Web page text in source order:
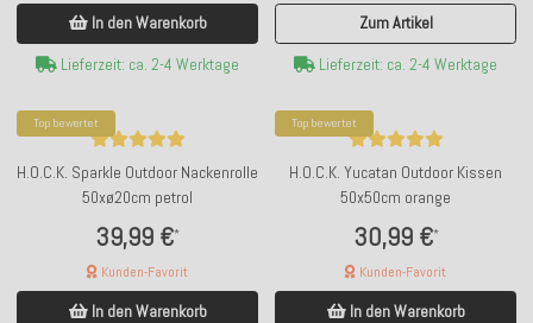
In den Warenkorb
Lieferzeit: ca. 2-4 Werktage
Zum Artikel
Lieferzeit: ca. 2-4 Werktage
Top bewertet
H.O.C.K. Sparkle Outdoor Nackenrolle
50xø20cm petrol
39,99 €*
Kunden-Favorit
In den Warenkorb
Top bewertet
H.O.C.K. Yucatan Outdoor Kissen
50x50cm orange
30,99 €*
Kunden-Favorit
In den Warenkorb